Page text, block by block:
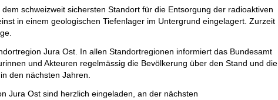
schweizweit sichersten Standort für die Entsorgung der radioaktiven
in einem geologischen Tiefenlager im Untergrund eingelagert. Zurzeit
Jura Ost. In allen Standortregionen informiert das Bundesamt
und Akteuren regelmässig die Bevölkerung über den Stand und die
den nächsten Jahren.
Jura Ost sind herzlich eingeladen, an der nächsten